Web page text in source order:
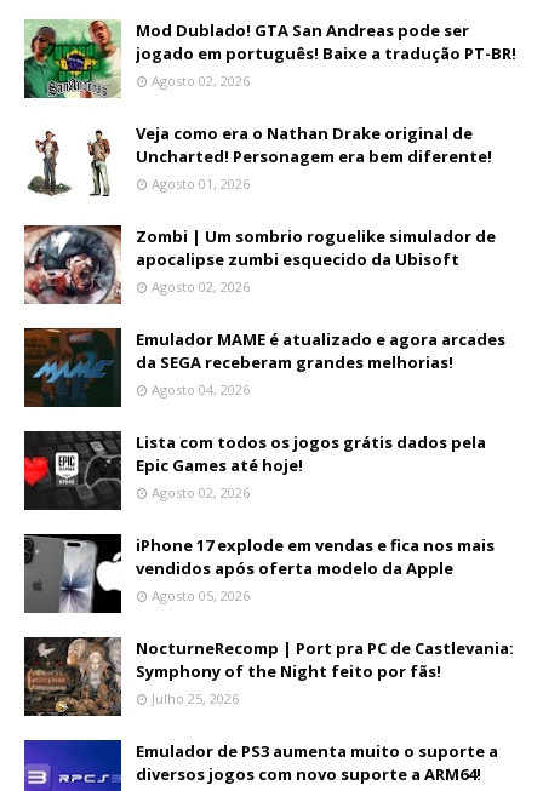
Mod Dublado! GTA San Andreas pode ser
jogado em português! Baixe a tradução PT-BR!
Agosto 02, 2026
Veja como era o Nathan Drake original de
Uncharted! Personagem era bem diferente!
Agosto 01, 2026
Zombi | Um sombrio roguelike simulador de
apocalipse zumbi esquecido da Ubisoft
Agosto 02, 2026
Emulador MAME é atualizado e agora arcades
da SEGA receberam grandes melhorias!
Agosto 04, 2026
Lista com todos os jogos grátis dados pela
Epic Games até hoje!
Agosto 02, 2026
iPhone 17 explode em vendas e fica nos mais
vendidos após oferta modelo da Apple
Agosto 05, 2026
NocturneRecomp | Port pra PC de Castlevania:
Symphony of the Night feito por fãs!
Julho 25, 2026
Emulador de PS3 aumenta muito o suporte a
diversos jogos com novo suporte a ARM64!